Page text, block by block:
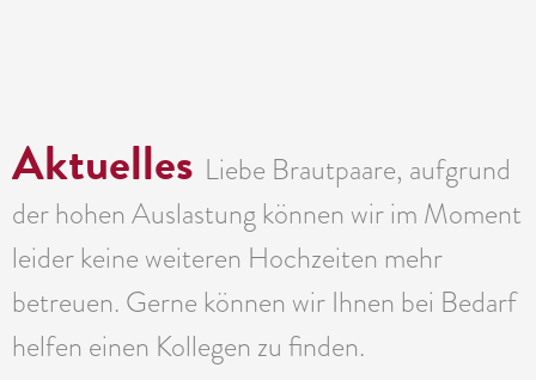
Aktuelles Liebe Brautpaare, aufgrund
der hohen Auslastung können wir im Moment
leider keine weiteren Hochzeiten mehr
betreuen. Gerne können wir Ihnen bei Bedarf
helfen einen Kollegen zu finden.